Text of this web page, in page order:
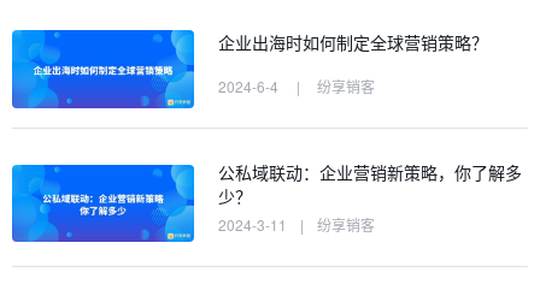
企业出海时如何制定全球营销策略？
2024-6-4 | 纷享销客
公私域联动：企业营销新策略，你了解多
少？
2024-3-11 | 纷享销客